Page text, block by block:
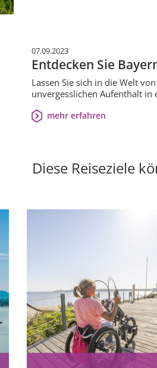
07.09.2023
Entdecken Sie
Lassen Sie sich in die Welt
unvergesslichen Aufenthalt in
mehr erfahren
Diese Reiseziele